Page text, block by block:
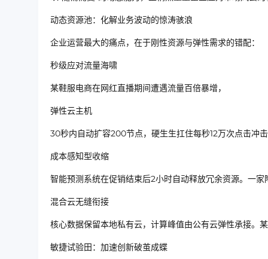
动态资源池：化解业务波动的惊涛骇浪
企业运营最大的痛点，在于刚性资源与弹性需求的错配：
秒级应对流量海啸
某鞋服电商在网红直播期间遭遇流量百倍暴增，
弹性云主机
30秒内自动扩容200节点，硬生生扛住每秒12万次点击冲
成本感知型收缩
智能预测系统在促销结束后2小时自动释放冗余资源。一
混合云无缝衔接
核心数据保留本地私有云，计算峰值由公有云弹性承接。
敏捷试验田：加速创新破茧成蝶